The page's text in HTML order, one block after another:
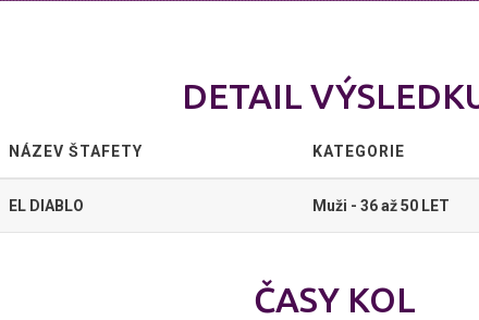
DETAIL
NÁZEV ŠTAFETY KATEGORIE
EL DIABLO Muži - 36 až 50 LET
ČASY KOL